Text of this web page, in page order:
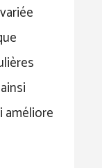
améliore